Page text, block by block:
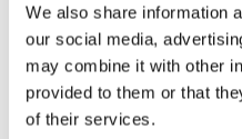
We also share information
our social media,
may combine it with other
provided to them or that
of their services.